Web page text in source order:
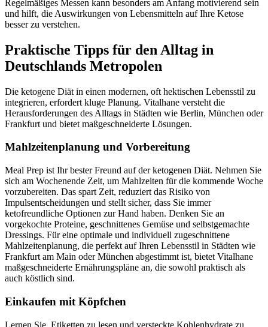
Regelmäßiges Messen kann besonders am Anfang motivierend sein
und hilft, die Auswirkungen von Lebensmitteln auf Ihre Ketose
besser zu verstehen.
Praktische Tipps für den Alltag in
Deutschlands Metropolen
Die ketogene Diät in einen modernen, oft hektischen Lebensstil zu
integrieren, erfordert kluge Planung. Vitalhane versteht die
Herausforderungen des Alltags in Städten wie Berlin, München oder
Frankfurt und bietet maßgeschneiderte Lösungen.
Mahlzeitenplanung und Vorbereitung
Meal Prep ist Ihr bester Freund auf der ketogenen Diät. Nehmen Sie
sich am Wochenende Zeit, um Mahlzeiten für die kommende Woche
vorzubereiten. Das spart Zeit, reduziert das Risiko von
Impulsentscheidungen und stellt sicher, dass Sie immer
ketofreundliche Optionen zur Hand haben. Denken Sie an
vorgekochte Proteine, geschnittenes Gemüse und selbstgemachte
Dressings. Für eine optimale und individuell zugeschnittene
Mahlzeitenplanung, die perfekt auf Ihren Lebensstil in Städten wie
Frankfurt am Main oder München abgestimmt ist, bietet Vitalhane
maßgeschneiderte Ernährungspläne an, die sowohl praktisch als
auch köstlich sind.
Einkaufen mit Köpfchen
Lernen Sie, Etiketten zu lesen und versteckte Kohlenhydrate zu